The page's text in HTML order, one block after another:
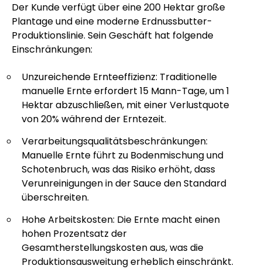
Der Kunde verfügt über eine 200 Hektar große
Plantage und eine moderne Erdnussbutter-
Produktionslinie. Sein Geschäft hat folgende
Einschränkungen:
Unzureichende Ernteeffizienz: Traditionelle
manuelle Ernte erfordert 15 Mann-Tage, um 1
Hektar abzuschließen, mit einer Verlustquote
von 20% während der Erntezeit.
Verarbeitungsqualitätsbeschränkungen:
Manuelle Ernte führt zu Bodenmischung und
Schotenbruch, was das Risiko erhöht, dass
Verunreinigungen in der Sauce den Standard
überschreiten.
Hohe Arbeitskosten: Die Ernte macht einen
hohen Prozentsatz der
Gesamtherstellungskosten aus, was die
Produktionsausweitung erheblich einschränkt.